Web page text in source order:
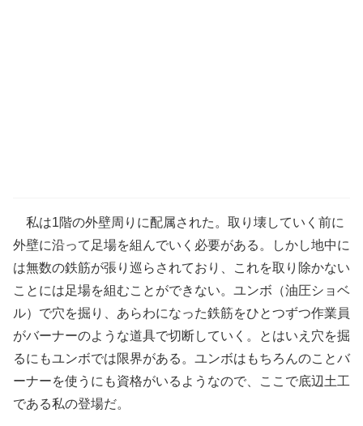
私は1階の外壁周りに配属された。取り壊していく前に
外壁に沿って足場を組んでいく必要がある。しかし地中に
は無数の鉄筋が張り巡らされており、これを取り除かない
ことには足場を組むことができない。ユンボ（油圧ショベ
ル）で穴を掘り、あらわになった鉄筋をひとつずつ作業員
がバーナーのような道具で切断していく。とはいえ穴を掘
るにもユンボでは限界がある。ユンボはもちろんのことバ
ーナーを使うにも資格がいるようなので、ここで底辺土工
である私の登場だ。